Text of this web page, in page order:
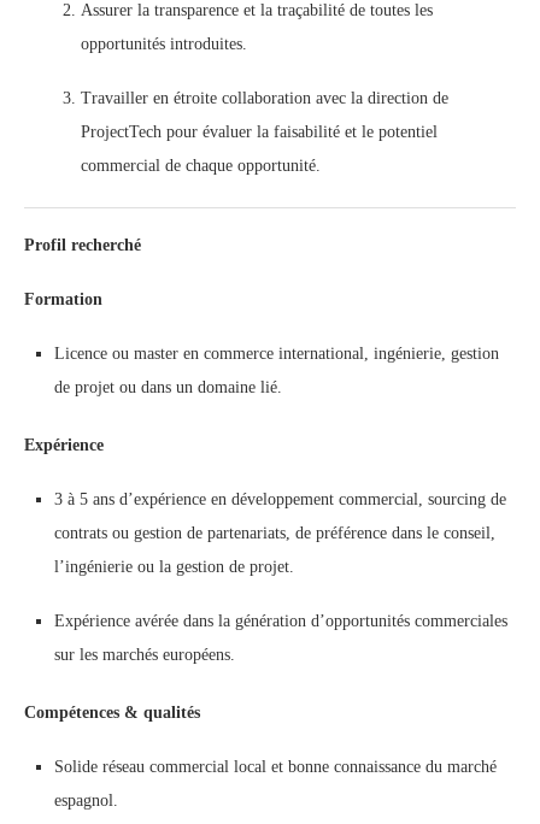
Assurer la transparence et la traçabilité de toutes les
opportunités introduites.
Travailler en étroite collaboration avec la direction de
ProjectTech pour évaluer la faisabilité et le potentiel
commercial de chaque opportunité.
Profil recherché
Formation
Licence ou master en commerce international, ingénierie, gestion
de projet ou dans un domaine lié.
Expérience
3 à 5 ans d’expérience en développement commercial, sourcing de
contrats ou gestion de partenariats, de préférence dans le conseil,
l’ingénierie ou la gestion de projet.
Expérience avérée dans la génération d’opportunités commerciales
sur les marchés européens.
Compétences & qualités
Solide réseau commercial local et bonne connaissance du marché
espagnol.